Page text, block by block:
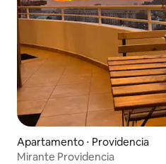
Apartamento ⋅ Providencia
Mirante Providencia